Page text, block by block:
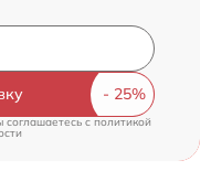
соглашаетесь c политикой